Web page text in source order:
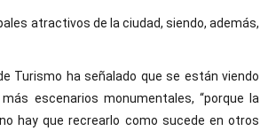
atractivos de la ciudad, siendo, además,
Turismo ha señalado que se están viendo
escenarios monumentales, “porque la
hay que recrearlo como sucede en otros